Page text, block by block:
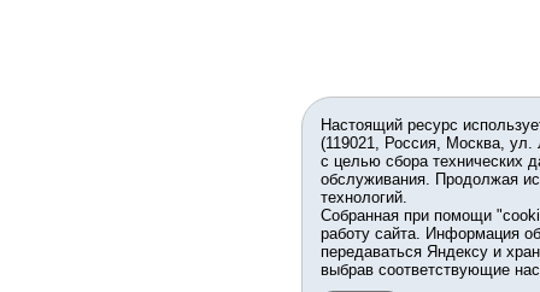
Настоящий ресурс
(119021, Россия, Москва,
с целью сбора технических
обслуживания. Продолжая
технологий.
Собранная при помощи
работу сайта. Информация
передаваться Яндексу и
выбрав соответствующие